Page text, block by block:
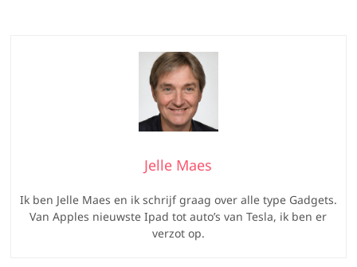
Jelle Maes
Ik ben Jelle Maes en ik schrijf graag over alle type Gadgets.
Van Apples nieuwste Ipad tot auto’s van Tesla, ik ben er
verzot op.